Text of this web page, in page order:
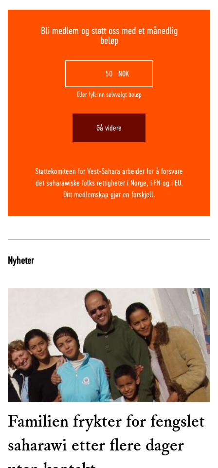
Bli medlem og støtt oss med et månedlig
beløp
NOK
Eller fyll inn selvvalgt beløp
Gå videre
Støttekomiteen for Vest-Sahara arbeider for å forsvare
det saharawiske folks rettigheter i Norge, i FN og i EU.
Ditt medlemskap gjør en forskjell.
Nyheter
Familien frykter for fengslet
saharawi etter flere dager